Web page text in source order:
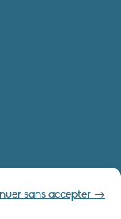
sans accepter →